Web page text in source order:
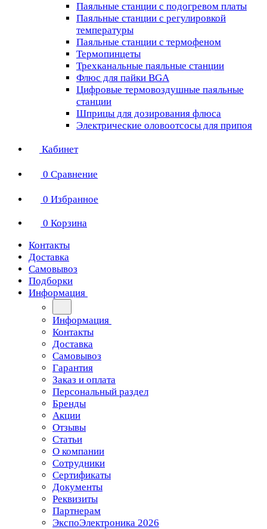
Паяльные станции с подогревом платы
Паяльные станции с регулировкой
температуры
Паяльные станции с термофеном
Термопинцеты
Трехканальные паяльные станции
Флюс для пайки BGA
Цифровые термовоздушные паяльные
станции
Шприцы для дозирования флюса
Электрические оловоотсосы для припоя
Кабинет
0 Сравнение
0 Избранное
0 Корзина
Контакты
Доставка
Самовывоз
Подборки
Информация
Информация
Контакты
Доставка
Самовывоз
Гарантия
Заказ и оплата
Персональный раздел
Бренды
Акции
Отзывы
Статьи
О компании
Сотрудники
Сертификаты
Документы
Реквизиты
Партнерам
ЭкспоЭлектроника 2026